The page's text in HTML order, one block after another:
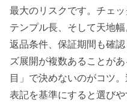
最大のリスクです。チェ
テンプル長、そして天地
返品条件、保証期間も確
ズ展開が複数あることが
目」で決めないのがコツ
表記を基準にすると選びや